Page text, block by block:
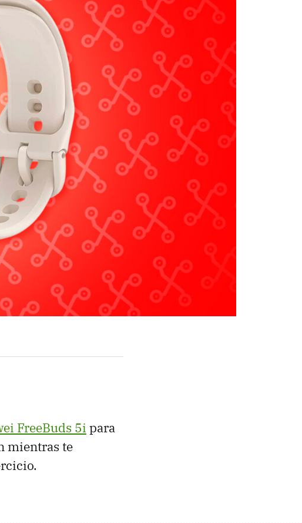
FreeBuds 5i para
mientras te